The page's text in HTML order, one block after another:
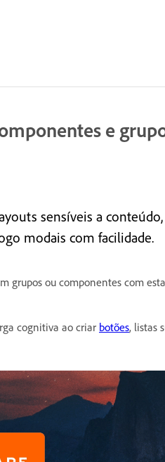
e
sensíveis a
modais com facilidade.
grupos ou componentes com
cognitiva ao criar botões, listas